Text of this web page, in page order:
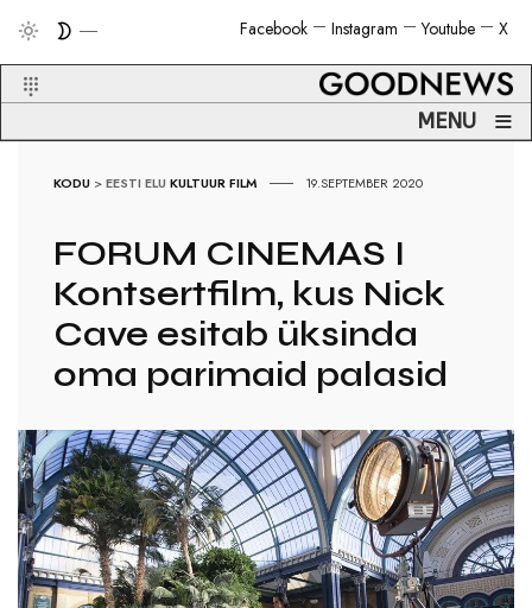
X
Youtube
Instagram
Facebook
MENU ≡
KODU >EESTI ELU KULTUURFILM 19.SEPTEMBER 2020
FORUM CINEMAS I
Kontsertfilm, kus Nick
Cave esitab üksinda
oma parimaid palasid